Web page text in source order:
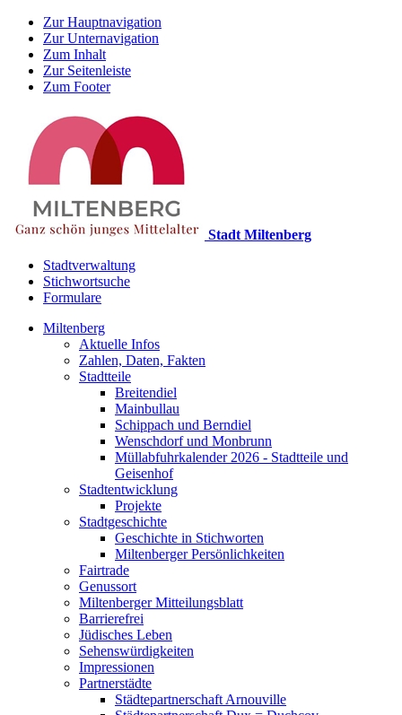
Zur Hauptnavigation
Zur Unternavigation
Zum Inhalt
Zur Seitenleiste
Zum Footer
Stadt Miltenberg
Stadtverwaltung
Stichwortsuche
Formulare
Miltenberg
Aktuelle Infos
Zahlen, Daten, Fakten
Stadtteile
Breitendiel
Mainbullau
Schippach und Berndiel
Wenschdorf und Monbrunn
Müllabfuhrkalender 2026 - Stadtteile und
Geisenhof
Stadtentwicklung
Projekte
Stadtgeschichte
Geschichte in Stichworten
Miltenberger Persönlichkeiten
Fairtrade
Genussort
Miltenberger Mitteilungsblatt
Barrierefrei
Jüdisches Leben
Sehenswürdigkeiten
Impressionen
Partnerstädte
Städtepartnerschaft Arnouville